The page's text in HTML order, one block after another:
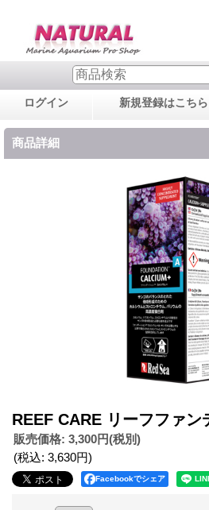
ログイン 新規登録はこちら
商品詳細
REEF CARE リーフファ
販売価格: 3,300円(税別)
(税込: 3,630円)
Facebookでシェア